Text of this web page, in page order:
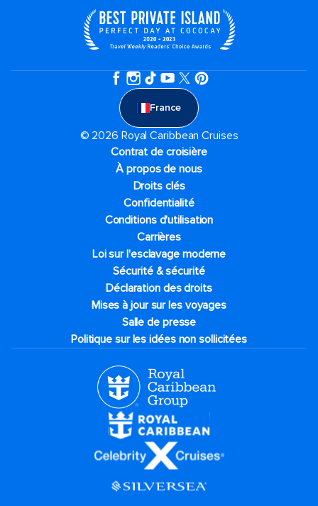
France
© 2026 Royal Caribbean Cruises
Contrat de croisière
À propos de nous
Droits clés
Confidentialité
Conditions d'utilisation
Carrières
Loi sur l'esclavage moderne
Sécurité & sécurité
Déclaration des droits
Mises à jour sur les voyages
Salle de presse
Politique sur les idées non sollicitées